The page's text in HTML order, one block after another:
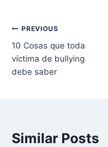
Post
navigation
PREVIOUS
10 Cosas que toda
víctima de bullying
debe saber
Similar Posts